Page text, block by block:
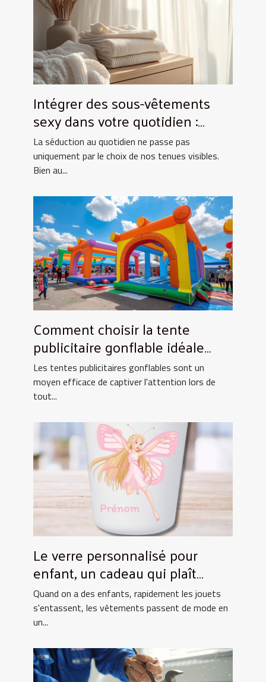
Intégrer des sous-vêtements
sexy dans votre quotidien :
Astuces et conseils
La séduction au quotidien ne passe pas
uniquement par le choix de nos tenues visibles.
Bien au...
Comment choisir la tente
publicitaire gonflable idéale
pour vos événements
Les tentes publicitaires gonflables sont un
moyen efficace de captiver l'attention lors de
tout...
Le verre personnalisé pour
enfant, un cadeau qui plaît
toujours !
Quand on a des enfants, rapidement les jouets
s'entassent, les vêtements passent de mode en
un...